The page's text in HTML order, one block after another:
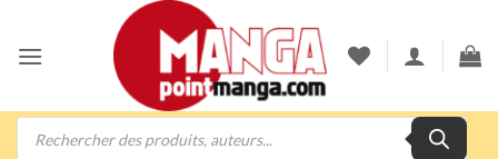
contenu
Recherche